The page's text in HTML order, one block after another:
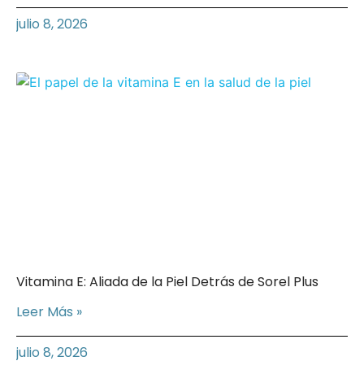
julio 8, 2026
Vitamina E: Aliada de la Piel Detrás de Sorel Plus
Leer Más »
julio 8, 2026